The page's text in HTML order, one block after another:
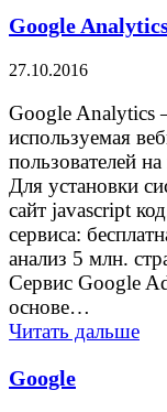
Google
27.10.2016
Google Analytics
используемая
пользователей
Для установки
сайт javascript
сервиса:
анализ 5 млн.
Сервис Google
основе…
Читать дальше
Google